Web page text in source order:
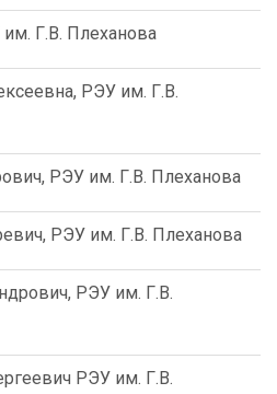
Г.В. Плеханова
РЭУ им. Г.В.
РЭУ им. Г.В. Плеханова
РЭУ им. Г.В. Плеханова
РЭУ им. Г.В.
РЭУ им. Г.В.